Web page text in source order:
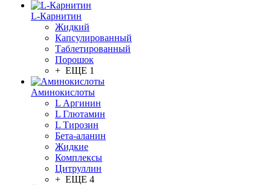
L-Карнитин
Жидкий
Капсулированный
Таблетированный
Порошок
+ ЕЩЕ 1
Аминокислоты
L Аргинин
L Глютамин
L Тирозин
Бета-аланин
Жидкие
Комплексы
Цитруллин
+ ЕЩЕ 4